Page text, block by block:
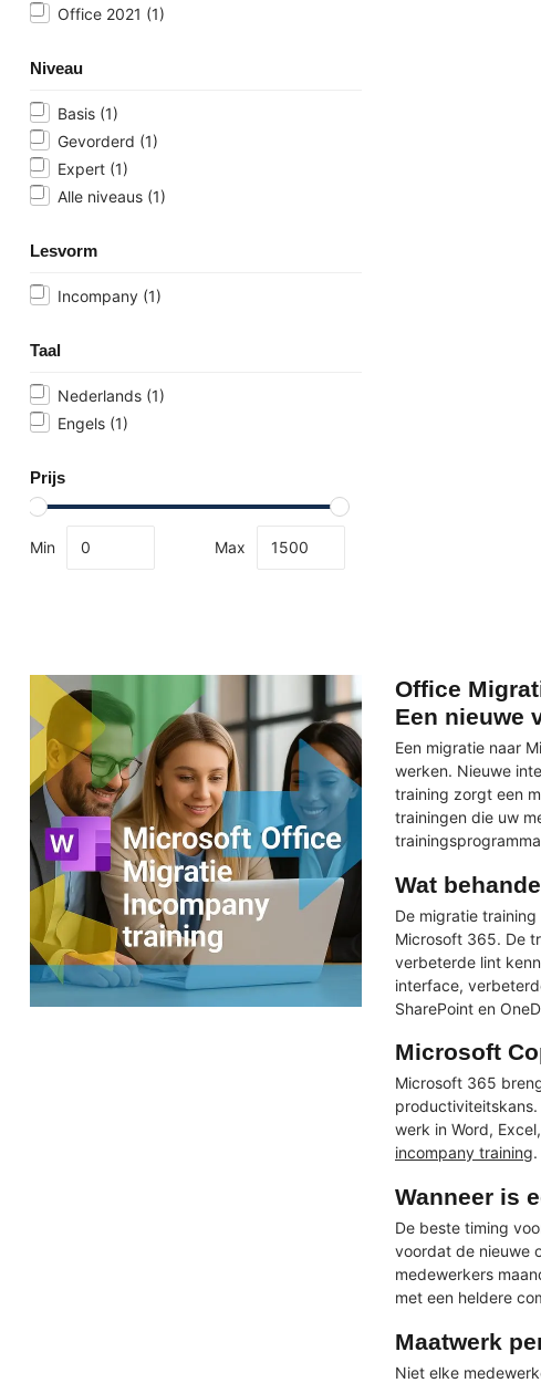
Office 2021 (1)
Niveau
Basis (1)
Gevorderd (1)
Expert (1)
Alle niveaus (1)
Lesvorm
Incompany (1)
Taal
Nederlands (1)
Engels (1)
Prijs
Min Max
Office
Een nieuwe
Een migratie naar
werken. Nieuwe
training zorgt een
trainingen die uw
Wat
De migratie
Microsoft 365. De
verbeterde lint
interface,
SharePoint en
Microsoft
Microsoft 365
werk in Word,
incompany training.
Wanneer is
De beste timing
voordat de nieuwe
medewerkers
met een heldere
Maatwerk
Niet elke